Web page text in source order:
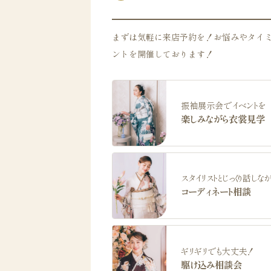
まずは気軽に来店予約を！お悩みやタイ
ントを開催しております！
振袖展示会でイベントを
楽しみながら衣裳見学
スタイリストとじっくり話しな
コーディネート相談
ギリギリでも大丈夫！
駆け込み相談会